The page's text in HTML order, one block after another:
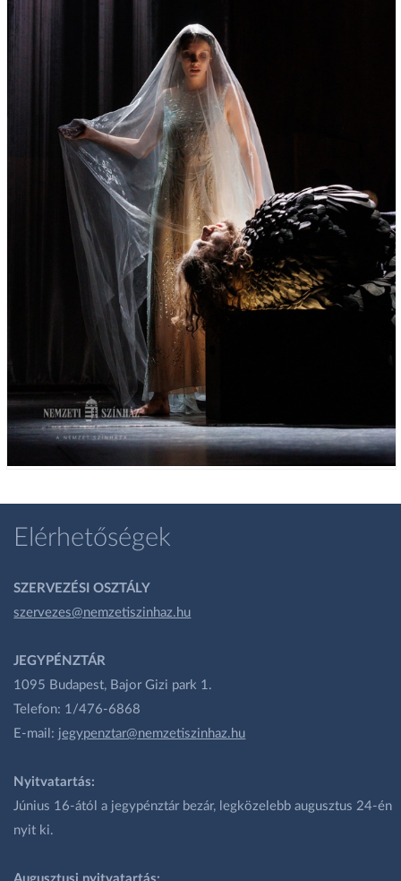
Elérhetőségek
SZERVEZÉSI OSZTÁLY
szervezes@nemzetiszinhaz.hu
JEGYPÉNZTÁR
1095 Budapest, Bajor Gizi park 1.
Telefon: 1/476-6868
E-mail: jegypenztar@nemzetiszinhaz.hu
Nyitvatartás:
Június 16-ától a jegypénztár bezár, legközelebb augusztus 24-én
nyit ki.